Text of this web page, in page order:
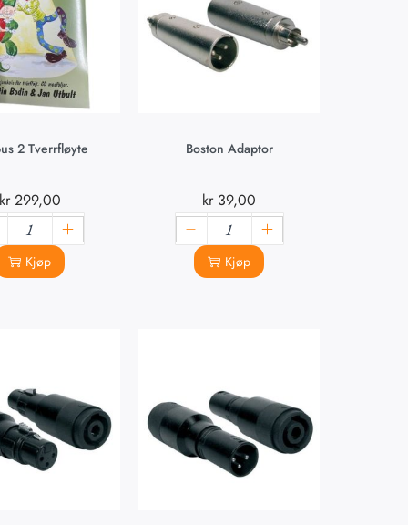
2 Tverrfløyte
299,00
Kjøp
Boston Adaptor
kr39,00
Kjøp